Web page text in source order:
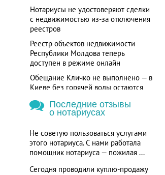
Нотариусы не удостоверяют сделки
с недвижимостью из-за отключения
реестров
Реестр объектов недвижимости
Республики Молдова теперь
доступен в режиме онлайн
Обещание Кличко не выполнено — в
Киеве без горячей воды остаются
Последние отзывы
о нотариусах
Не советую пользоваться услугами
этого нотариуса. С нами работала
помощник нотариуса — пожилая ...
Сегодня проводили куплю-продажу